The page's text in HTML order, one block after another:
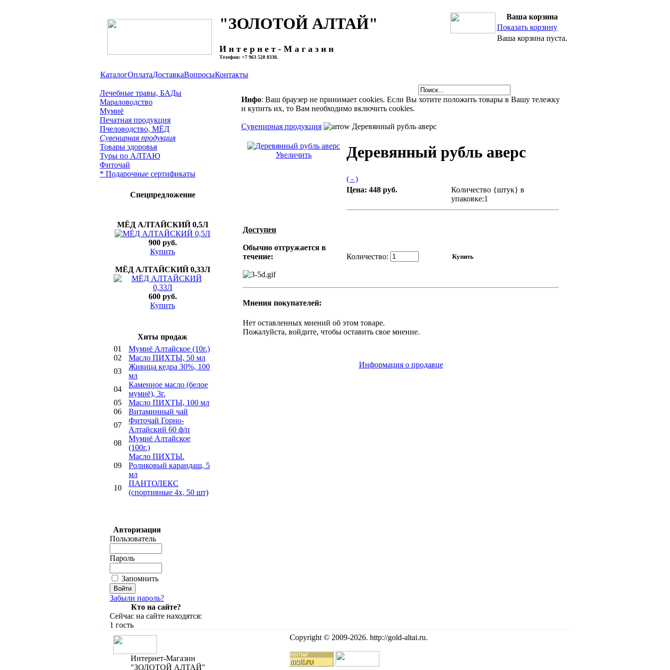
"ЗОЛОТОЙ АЛТАЙ"
И н т е р н е т - М а г а з и н
Телефон: +7 963 528 8338.
КаталогОплатаДоставкаВопросыКонтакты
Ваша корзина
Показать корзину
Ваша корзина пуста.
Лечебные травы, БАДы
Мараловодство
Мумиё
Печатная продукция
Пчеловодство, МЁД
Сувенирная продукция
Товары здоровья
Туры по АЛТАЮ
Фиточай
* Подарочные сертификаты
Спецпредложение
МЁД АЛТАЙСКИЙ 0,5Л
900 руб.
Купить
МЁД АЛТАЙСКИЙ 0,33Л
600 руб.
Купить
Хиты продаж
01
Мумиё Алтайское (10г.)
02
Mасло ПИХТЫ, 50 мл
03
Живица кедра 30%, 100
мл
04
Каменное масло (белое
мумиё), 3г.
05
Mасло ПИХТЫ, 100 мл
06
Bитаминный чай
07
Фиточай Горно-
Алтайский 60 ф/п
08
Мумиё Алтайское
(100г.)
09
Mасло ПИХТЫ.
Роликовый карандаш, 5
мл
10
ПАНТОЛЕКС
(спортивные 4х, 50 шт)
Авторизация
Пользователь
Пароль
Запомнить
Забыли пароль?
Кто на сайте?
Сейчас на сайте находятся:
1 гость
Инфо: Ваш браузер не принимает cookies. Если Вы хотите положить товары в Вашу тележку
и купить их, то Вам необходимо включить cookies.
Сувенирная продукция Деревянный рубль аверс
Увеличить Деревянный рубль аверс
( - )
Цена: 448 руб.
Количество {штук} в
упаковке:1
Доступен
Обычно отгружается в
течение:
Количество:
Мнения покупателей:
Нет оставленных мнений об этом товаре.
Пожалуйста, войдите, чтобы оставить свое мнение.
Информация о продавце
Интернет-Магазин
"ЗОЛОТОЙ АЛТАЙ"
Copyright © 2009-2026. http://gold-altai.ru.